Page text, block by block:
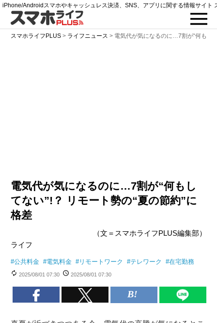
iPhone/Androidスマホやキャッシュレス決済、SNS、アプリに関する情報サイト
スマホライフPLUS > ライフニュース > 電気代が気になるのに…7割が“何もし
電気代が気になるのに…7割が“何もし
てない”!？ リモート勢の“夏の節約”に
格差
（文＝スマホライフPLUS編集部）
ライフ
#公共料金 #電気料金 #リモートワーク #テレワーク #在宅勤務
2025/08/01 07:30 2025/08/01 07:30